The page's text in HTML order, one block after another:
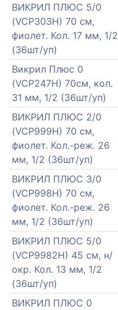
ВИКРИЛ ПЛЮС 5/0
(VCP303H) 70 см,
фиолет. Кол. 17 мм, 1/2
(36шт/уп)
Викрил Плюс 0
(VCP247H) 70см, кол.
31 мм, 1/2 (36шт/уп)
ВИКРИЛ ПЛЮС 2/0
(VCP999H) 70 см,
фиолет. Кол.-реж. 26
мм, 1/2 (36шт/уп)
ВИКРИЛ ПЛЮС 3/0
(VCP998H) 70 см,
фиолет. Кол.-реж. 26
мм, 1/2 (36шт/уп)
ВИКРИЛ ПЛЮС 5/0
(VCP9982H) 45 см, н/
окр. Кол. 13 мм, 1/2
(36шт/уп)
ВИКРИЛ ПЛЮС 0